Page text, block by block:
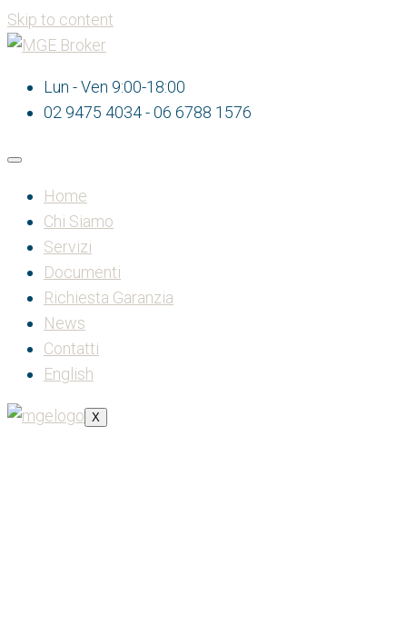
Skip to content
Lun - Ven 9:00-18:00
02 9475 4034 - 06 6788 1576
Home
Chi Siamo
Servizi
Documenti
Richiesta Garanzia
News
Contatti
English
X